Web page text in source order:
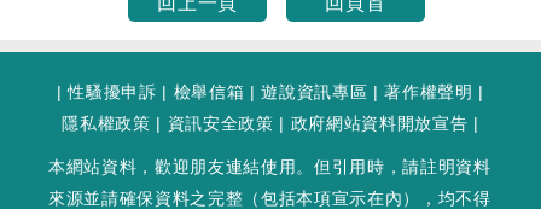
|性騷擾申訴 | 檢舉信箱 |遊說資訊專區 |著作權聲明 |
隱私權政策 | 資訊安全政策 | 政府網站資料開放宣告 |
本網站資料，歡迎朋友連結使用。但引用時，請註明資料
來源並請確保資料之完整（包括本項宣示在內），均不得